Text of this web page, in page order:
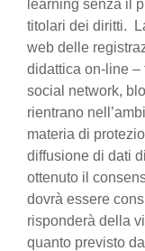
learning senza il
titolari dei diritti.
web delle
didattica on-line –
social network,
rientrano
materia di
diffusione di dati
ottenuto il
dovrà essere
risponderà della
quanto previsto